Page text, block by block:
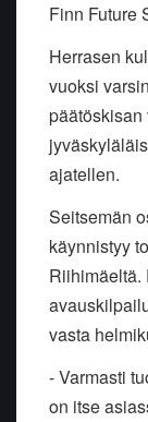
Finn Future
Herrasen
vuoksi
päätöskisan
ajatellen.
Seitsemän
käynnistyy
Riihimäeltä.
vasta
- Varmasti
on itse